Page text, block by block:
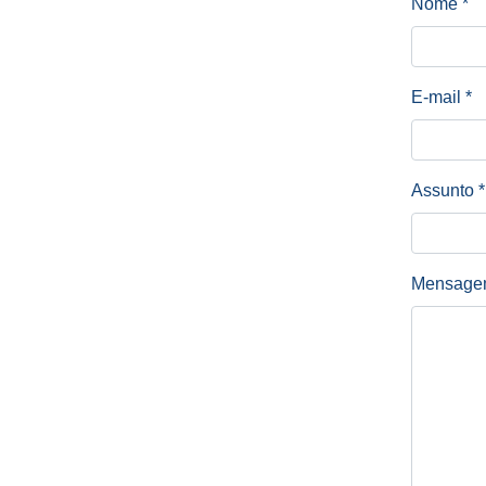
Nome*
E-mail *
Assunto*